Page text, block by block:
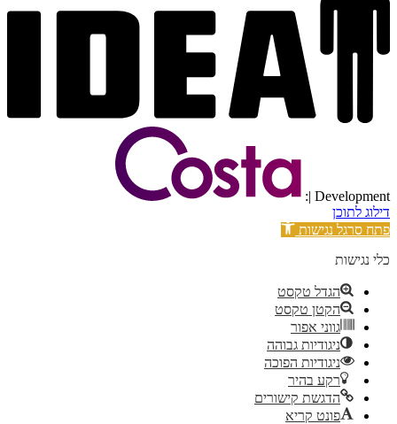
| Development:
דילוג לתוכן
פתח סרגל נגישות
כלי נגישות
הגדל טקסט
הקטן טקסט
גווני אפור
ניגודיות גבוהה
ניגודיות הפוכה
רקע בהיר
הדגשת קישורים
פונט קריא